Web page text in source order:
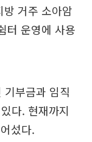
거주 소아암
터 운영에 사용
부금과 임직
다. 현재까지
섰다.